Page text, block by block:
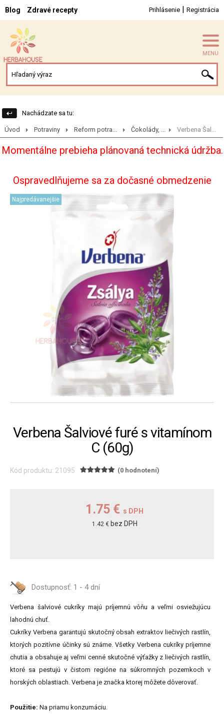
Blog Zdravé recepty Prihlásenie | Registrácia
MENU
Nachádzate sa tu:
Úvod Potraviny Reform potra... Čokolády, ... Verbena Šal...
Momentálne prebieha plánovaná technická údržba.
Ospravedlňujeme sa za dočasné obmedzenie
Najpredávanejšie
Verbena Šalviové furé s vitamínom
C (60g)
Kód produktu: 21095 (0 hodnotení)
1.75 € s DPH
1.42 € bez DPH
Dostupnosť: 1 - 4 dní
Verbena šalviové cukríky majú príjemnú vôňu a veľmi osviežujúcu
lahodnú chuť.
Cukríky Verbena garantujú skutočný obsah extraktov liečivých rastlín,
ktorých pozitívne účinky sú známe. Všetky Verbena cukríky príjemne
chutia a obsahuje aj veľmi cenné skutočné výťažky z liečivých rastlín,
ktoré sa pestujú v čistom regióne na súkromných pozemkoch v
horských oblastiach. Verbena je značka ktorej môžete dôverovať.
Použitie: Na priamu konzumáciu.